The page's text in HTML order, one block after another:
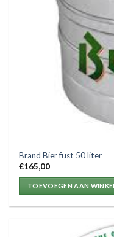
Brand Bier fust 50 liter
€165,00
TOEVOEGEN AAN